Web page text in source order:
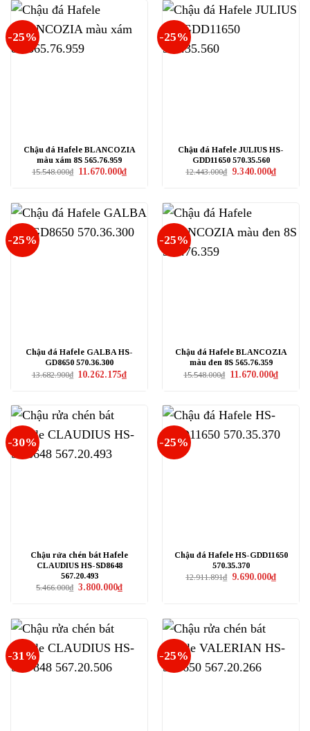
-25%
Chậu đá Hafele BLANCOZIA
màu xám 8S 565.76.959
15.548.000₫ Giá
11.670.000₫Giá
hiện
11.670.000₫.
-25%
Chậu đá Hafele JULIUS HS-
GDD11650 570.35.560
12.443.000₫ Giá
9.340.000₫Giá
hiện
-25%
Chậu đá Hafele GALBA HS-
GD8650 570.36.300
13.682.900₫ Giá
10.262.175₫Giá
hiện
10.262.175₫.
-25%
Chậu đá Hafele BLANCOZIA
màu đen 8S 565.76.359
15.548.000₫ Giá
11.670.000₫Giá
hiện
-30%
Chậu rửa chén bát Hafele
CLAUDIUS HS-SD8648
567.20.493
5.466.000₫ Giá
3.800.000₫Giá
hiện
-25%
Chậu đá Hafele HS-GDD11650
570.35.370
12.911.891₫ Giá
9.690.000₫Giá
hiện
-31% -25%